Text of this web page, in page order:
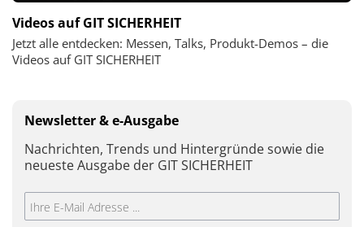
Videos auf GIT SICHERHEIT
Jetzt alle entdecken: Messen, Talks, Produkt-Demos – die
Videos auf GIT SICHERHEIT
Newsletter & e-Ausgabe
Nachrichten, Trends und Hintergründe sowie die
neueste Ausgabe der GIT SICHERHEIT